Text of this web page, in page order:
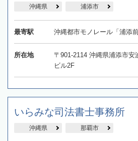
沖縄県 浦添市
最寄駅 沖縄都市モノレール「浦添
所在地
〒901-2114 沖縄県浦添市安
ビル2F
いらみな司法書士事務所
沖縄県 那覇市